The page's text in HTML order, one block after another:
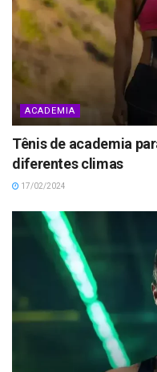
ACADEMIA
Tênis de academia
diferentes climas
17/02/2024